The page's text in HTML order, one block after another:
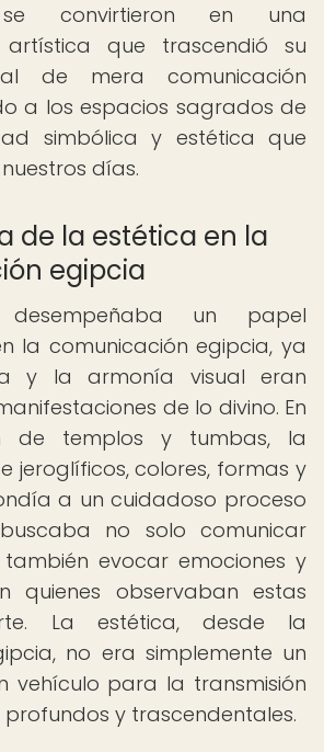
se convirtieron en una
artística que trascendió su
de mera comunicación
a los espacios sagrados de
simbólica y estética que
días.
de la estética en la
egipcia
un papel
la comunicación egipcia, ya
y la armonía visual eran
de lo divino. En
de templos y tumbas, la
jeroglíficos, colores, formas y
a un cuidadoso proceso
no solo comunicar
también evocar emociones y
quienes observaban estas
La estética, desde la
no era simplemente un
vehículo para la transmisión
y trascendentales.